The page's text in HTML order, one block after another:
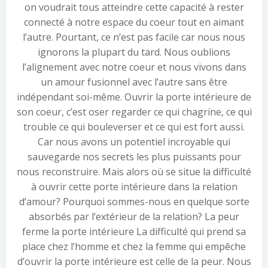
on voudrait tous atteindre cette capacité à rester
connecté à notre espace du coeur tout en aimant
l’autre. Pourtant, ce n’est pas facile car nous nous
ignorons la plupart du tard. Nous oublions
l’alignement avec notre coeur et nous vivons dans
un amour fusionnel avec l’autre sans être
indépendant soi-même. Ouvrir la porte intérieure de
son coeur, c’est oser regarder ce qui chagrine, ce qui
trouble ce qui bouleverser et ce qui est fort aussi.
Car nous avons un potentiel incroyable qui
sauvegarde nos secrets les plus puissants pour
nous reconstruire. Mais alors où se situe la difficulté
à ouvrir cette porte intérieure dans la relation
d’amour? Pourquoi sommes-nous en quelque sorte
absorbés par l’extérieur de la relation? La peur
ferme la porte intérieure La difficulté qui prend sa
place chez l’homme et chez la femme qui empêche
d’ouvrir la porte intérieure est celle de la peur. Nous